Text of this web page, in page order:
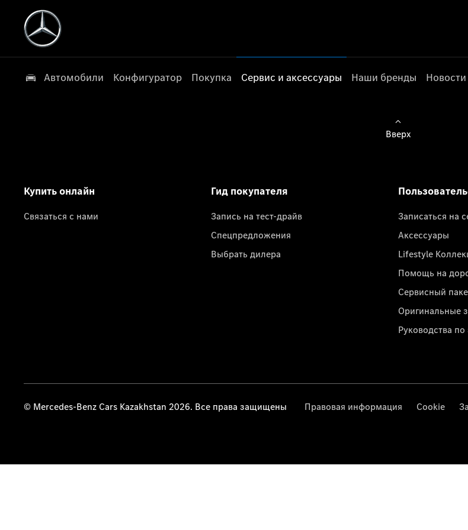
Автомобили Конфигуратор Покупка Сервис и аксессуары Наши бренды Новости
Вверх
Купить онлайн
Связаться с нами
Гид покупателя
Запись на тест-драйв
Спецпредложения
Выбрать дилера
Записаться на
Аксессуары
Lifestyle
Помощь на
Сервисный
Оригинальные
Руководства
© Mercedes-Benz Cars Kazakhstan 2026. Все права защищены Правовая информация Cookie